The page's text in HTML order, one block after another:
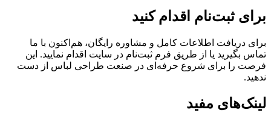
برای ثبت‌نام اقدام کنید
برای دریافت اطلاعات کامل و مشاوره رایگان، هم‌اکنون با ما
تماس بگیرید یا از طریق فرم ثبت‌نام در سایت اقدام نمایید. این
فرصت را برای شروع حرفه‌ای در صنعت طراحی لباس از دست
ندهید.
لینک‌های مفید